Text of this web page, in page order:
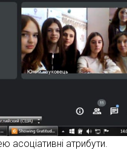
асоціативні атрибути.